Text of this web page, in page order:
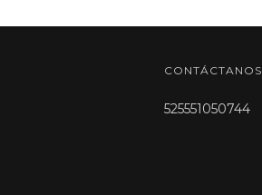
CONTÁCTANOS
525551050744